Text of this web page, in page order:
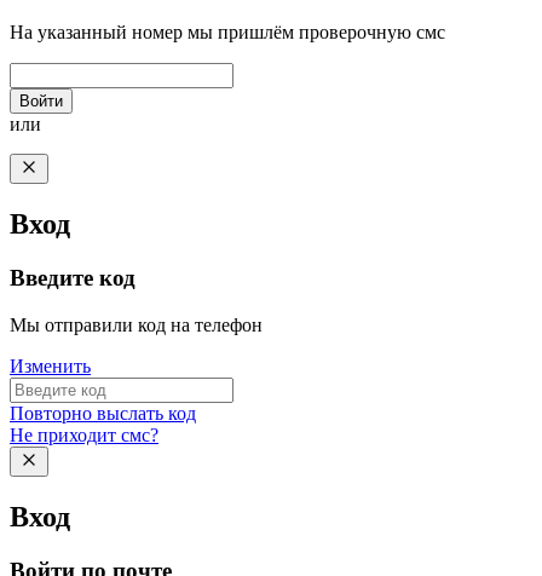
На указанный номер мы пришлём проверочную смс
Войти
или
Вход
Введите код
Мы отправили код на телефон
Изменить
Повторно выслать код
Не приходит смс?
Вход
Войти по почте